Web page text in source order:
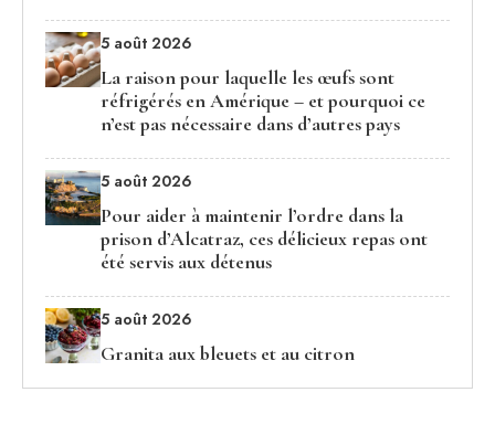
5 août 2026
La raison pour laquelle les œufs sont
réfrigérés en Amérique – et pourquoi ce
n’est pas nécessaire dans d’autres pays
5 août 2026
Pour aider à maintenir l’ordre dans la
prison d’Alcatraz, ces délicieux repas ont
été servis aux détenus
5 août 2026
Granita aux bleuets et au citron